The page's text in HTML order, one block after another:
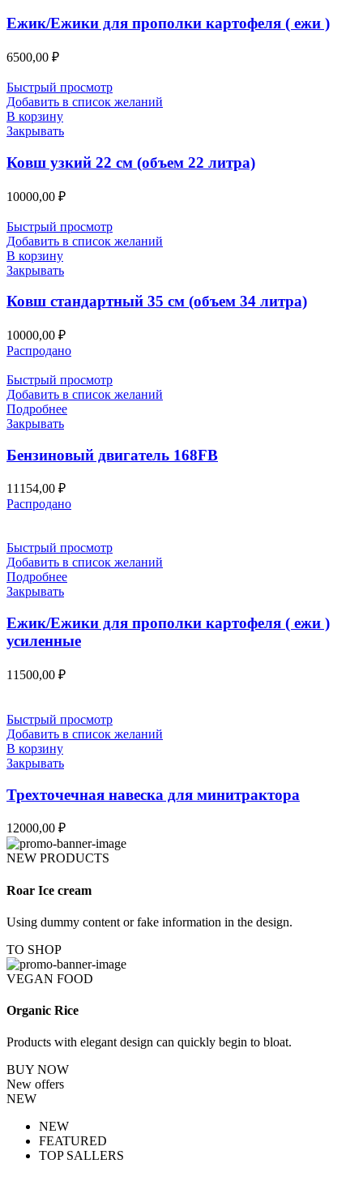
Ежик/Ежики для прополки картофеля ( ежи )
6500,00 ₽
Быстрый просмотр
Добавить в список желаний
В корзину
Закрывать
Ковш узкий 22 см (объем 22 литра)
10000,00 ₽
Быстрый просмотр
Добавить в список желаний
В корзину
Закрывать
Ковш стандартный 35 см (объем 34 литра)
10000,00 ₽
Распродано
Быстрый просмотр
Добавить в список желаний
Подробнее
Закрывать
Бензиновый двигатель 168FB
11154,00 ₽
Распродано
Быстрый просмотр
Добавить в список желаний
Подробнее
Закрывать
Ежик/Ежики для прополки картофеля ( ежи )
усиленные
11500,00 ₽
Быстрый просмотр
Добавить в список желаний
В корзину
Закрывать
Трехточечная навеска для минитрактора
12000,00 ₽
NEW PRODUCTS
Roar Ice cream
Using dummy content or fake information in the design.
TO SHOP
VEGAN FOOD
Organic Rice
Products with elegant design can quickly begin to bloat.
BUY NOW
New offers
NEW
NEW
FEATURED
TOP SALLERS